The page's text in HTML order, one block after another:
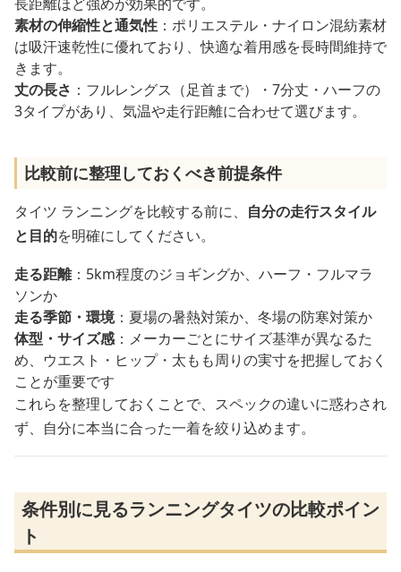
素材の伸縮性と通気性 ：ポリエステル・ナイロン混紡素材
は吸汗速乾性に優れており、快適な着用感を長時間維持で
きます。
丈の長さ ：フルレングス（足首まで）・7分丈・ハーフの
3タイプがあり、気温や走行距離に合わせて選びます。
比較前に整理しておくべき前提条件
タイツ ランニングを比較する前に、 自分の走行スタイル
と目的を明確にしてください。
走る距離：5km程度のジョギングか、ハーフ・フルマラ
ソンか
走る季節・環境：夏場の暑熱対策か、冬場の防寒対策か
体型・サイズ感：メーカーごとにサイズ基準が異なるた
め、ウエスト・ヒップ・太もも周りの実寸を把握しておく
ことが重要です
これらを整理しておくことで、スペックの違いに惑わされ
ず、自分に本当に合った一着を絞り込めます。
条件別に見るランニングタイツの比較ポイン
ト